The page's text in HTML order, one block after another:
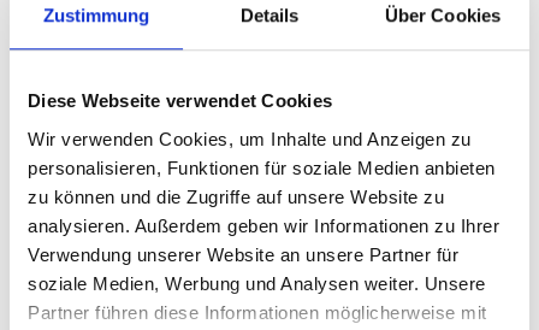
Zustimmung Details Über Cookies
Diese Webseite verwendet Cookies
Wir verwenden Cookies, um Inhalte und Anzeigen zu
personalisieren, Funktionen für soziale Medien anbieten
zu können und die Zugriffe auf unsere Website zu
analysieren. Außerdem geben wir Informationen zu Ihrer
Verwendung unserer Website an unsere Partner für
soziale Medien, Werbung und Analysen weiter. Unsere
Partner führen diese Informationen möglicherweise mit
Predict42 durchrechtsverbindliche Unterzeichnung
6.5. Als „Arbeitsergebnisse“ qualifizieren sämtliche
durch die Tätigkeit vonPreedict42 im Rahmen der
Erbringung der Leistungen geschaffenen Werke;
darunterfallen insbesondere Analysen, Präsentationen,
Gutachten und zwar ungeachtet dessen, ob diese in
finalisierter Form oder lediglich im Entwurf